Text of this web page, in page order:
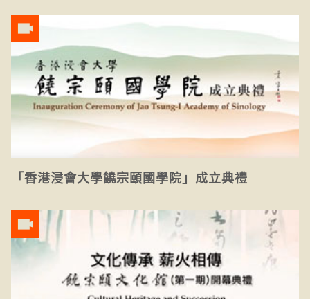
「香港浸會大學饒宗頤國學院」成立典禮